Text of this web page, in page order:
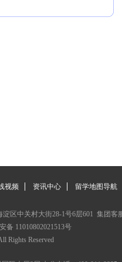
视频 资讯中心 留学地图导航
区中关村大街28-1号6层601 集团客
备 11010802021513号
Rights Reserved